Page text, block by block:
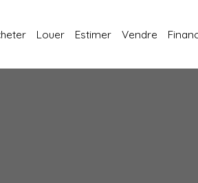
Louer Estimer Vendre